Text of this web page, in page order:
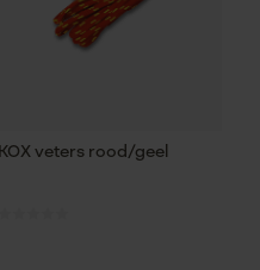
KOX veters rood/geel